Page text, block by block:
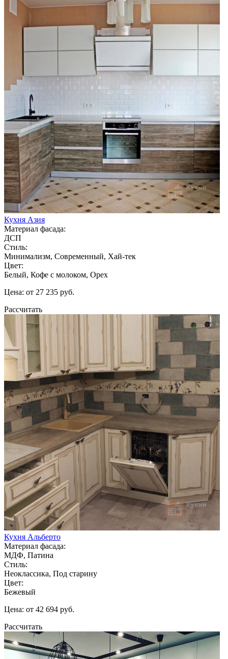
Кухня Азия
Материал фасада:
ДСП
Стиль:
Минимализм, Современный, Хай-тек
Цвет:
Белый, Кофе с молоком, Орех
Цена: от 27 235 руб.
Рассчитать
Кухня Альберто
Материал фасада:
МДФ, Патина
Стиль:
Неоклассика, Под старину
Цвет:
Бежевый
Цена: от 42 694 руб.
Рассчитать